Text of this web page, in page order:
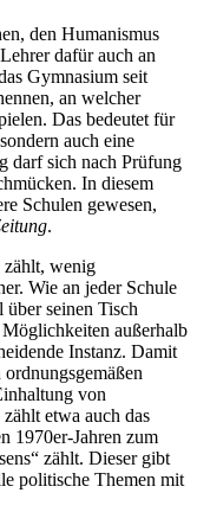
den Humanismus
dafür auch an
Gymnasium seit
an welcher
Das bedeutet für
auch eine
darf sich nach Prüfung
In diesem
Schulen gewesen,
.
zählt, wenig
Wie an jeder Schule
über seinen Tisch
außerhalb
Instanz. Damit
von
etwa auch das
1970er-Jahren zum
zählt. Dieser gibt
politische Themen mit